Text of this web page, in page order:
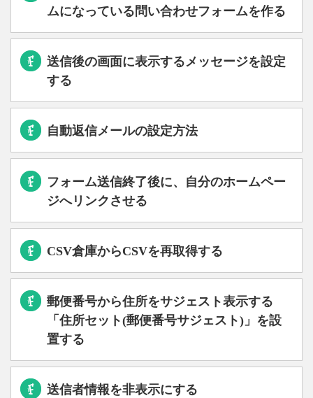
ムになっている問い合わせフォームを作る
送信後の画面に表示するメッセージを設定
する
自動返信メールの設定方法
フォーム送信終了後に、自分のホームペー
ジへリンクさせる
CSV倉庫からCSVを再取得する
郵便番号から住所をサジェスト表示する
「住所セット(郵便番号サジェスト)」を設
置する
送信者情報を非表示にする